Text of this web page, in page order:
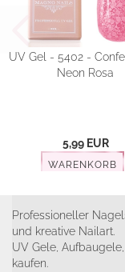
UV Gel - 5402 -
Neon Rosa
5,99 EUR
WARENKORB
Professioneller
und kreative Nailart.
UV Gele,
kaufen.